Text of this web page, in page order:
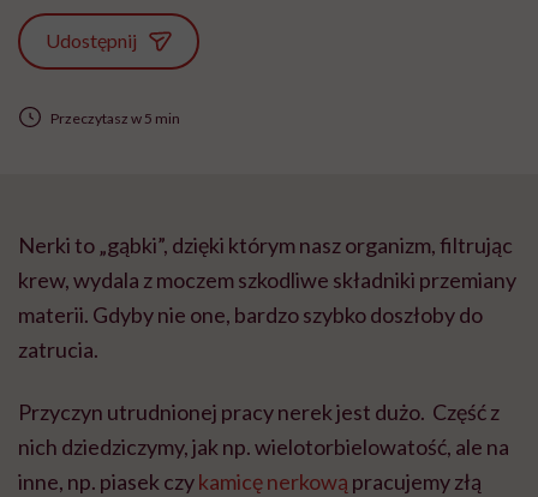
Udostępnij
Przeczytasz w 5 min
Nerki to „gąbki”, dzięki którym nasz organizm, filtrując
krew, wydala z moczem szkodliwe składniki przemiany
materii. Gdyby nie one, bardzo szybko doszłoby do
zatrucia.
Przyczyn utrudnionej pracy nerek jest dużo. Część z
nich dziedziczymy, jak np. wielotorbielowatość, ale na
inne, np. piasek czykamicę nerkową pracujemy złą